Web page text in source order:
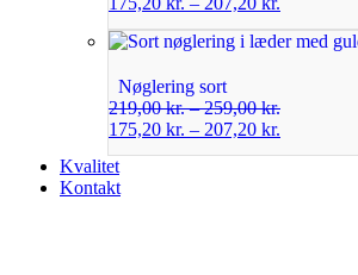
Nøglering sort
219,00kr.–259,00kr.
175,20 kr. – 207,20 kr.
Kvalitet
Kontakt